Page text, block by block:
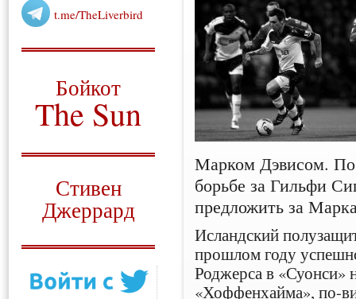
t.me/TheLiverbird
Бойкот
The Sun
Стивен
Джеррард
Марком Дэвисом. По
борьбе за Гильфи
предложить за
Исландский
прошлом году
Роджерса в «Суонси»
«Хоффенхайма», по-